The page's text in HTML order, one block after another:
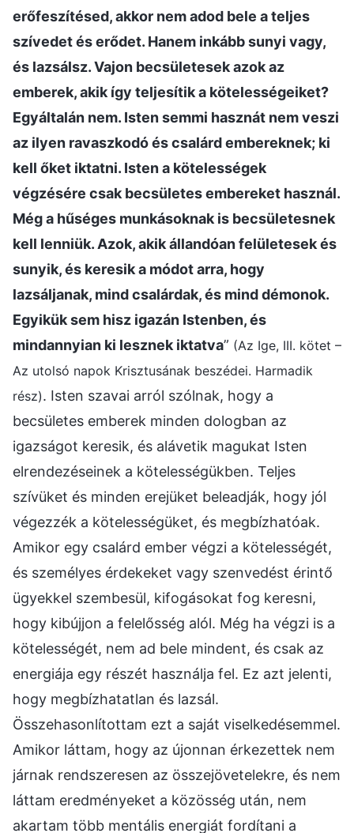
erőfeszítésed, akkor nem adod bele a teljes
szívedet és erődet. Hanem inkább sunyi vagy,
és lazsálsz. Vajon becsületesek azok az
emberek, akik így teljesítik a kötelességeiket?
Egyáltalán nem. Isten semmi hasznát nem veszi
az ilyen ravaszkodó és csalárd embereknek; ki
kell őket iktatni. Isten a kötelességek
végzésére csak becsületes embereket használ.
Még a hűséges munkásoknak is becsületesnek
kell lenniük. Azok, akik állandóan felületesek és
sunyik, és keresik a módot arra, hogy
lazsáljanak, mind csalárdak, és mind démonok.
Egyikük sem hisz igazán Istenben, és
mindannyian ki lesznek iktatva” (Az Ige, III. kötet –
Az utolsó napok Krisztusának beszédei. Harmadik
rész). Isten szavai arról szólnak, hogy a
becsületes emberek minden dologban az
igazságot keresik, és alávetik magukat Isten
elrendezéseinek a kötelességükben. Teljes
szívüket és minden erejüket beleadják, hogy jól
végezzék a kötelességüket, és megbízhatóak.
Amikor egy csalárd ember végzi a kötelességét,
és személyes érdekeket vagy szenvedést érintő
ügyekkel szembesül, kifogásokat fog keresni,
hogy kibújjon a felelősség alól. Még ha végzi is a
kötelességét, nem ad bele mindent, és csak az
energiája egy részét használja fel. Ez azt jelenti,
hogy megbízhatatlan és lazsál.
Összehasonlítottam ezt a saját viselkedésemmel.
Amikor láttam, hogy az újonnan érkezettek nem
járnak rendszeresen az összejövetelekre, és nem
láttam eredményeket a közösség után, nem
akartam több mentális energiát fordítani a